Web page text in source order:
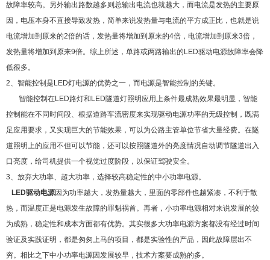
故障率较高。另外输出路数越多则总输出电流也就越大，而电流是发热的主要原
因，电压本身不直接导致发热，简单来说发热量与电流的平方成正比，也就是说
电流增加到原来的2倍的话，发热量将增加到原来的4倍，电流增加到原来3倍，
发热量将增加到原来9倍。综上所述，单路或两路输出的LED驱动电源故障率会降
低很多。
2、智能控制是LED灯电源的优势之一，而电源是智能控制的关键。
智能控制在LED路灯和LED隧道灯照明应用上条件最成熟效果最明显，智能
控制能在不同时间段、根据道路车流密度来实现驱动电源功率的无级控制，既满
足应用要求，又实现巨大的节能效果，可以为公路主管单位节省大量经费。在隧
道照明上的应用不但可以节能，还可以按照隧道外的亮度情况自动调节隧道出入
口亮度，给司机提供一个视觉过度阶段，以保证驾驶安全。
3、放弃大功率、超大功率，选择较高稳定性的中小功率电源。
LED驱动电源因为功率越大，发热量越大，里面的零部件也越紧凑，不利于散
热，而温度正是电源发生故障的罪魁祸首。再者，小功率电源相对来说发展的较
为成熟，稳定性和成本方面都有优势。其实很多大功率电源方案都没有经过时间
验证及实践证明，都是匆匆上马的项目，都是实验性的产品，因此故障层出不
穷。相比之下中小功率电源因发展较早，技术方案要成熟的多。